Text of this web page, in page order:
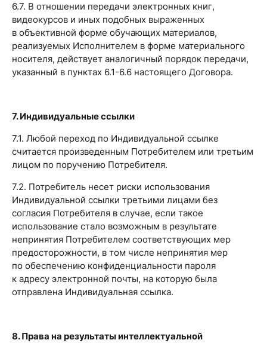
6.7. В отношении передачи электронных книг,
видеокурсов и иных подобных выраженных
в объективной форме обучающих материалов,
реализуемых Исполнителем в форме материального
носителя, действует аналогичный порядок передачи,
указанный в пунктах 6.1-6.6 настоящего Договора.
7. Индивидуальные ссылки
7.1. Любой переход по Индивидуальной ссылке
считается произведенным Потребителем или третьим
лицом по поручению Потребителя.
7.2. Потребитель несет риски использования
Индивидуальной ссылки третьими лицами без
согласия Потребителя в случае, если такое
использование стало возможным в результате
непринятия Потребителем соответствующих мер
предосторожности, в том числе непринятия мер
по обеспечению конфиденциальности пароля
к адресу электронной почты, на которую была
отправлена Индивидуальная ссылка.
8. Права на результаты интеллектуальной